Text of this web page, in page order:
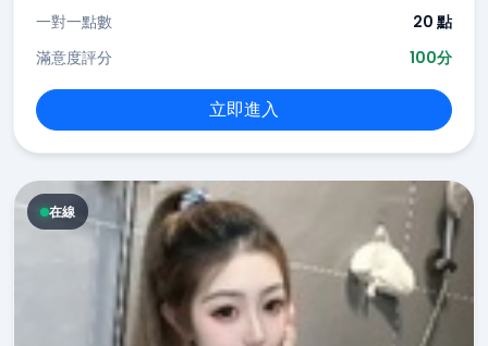
一對一點數
20 點
滿意度評分
100分
立即進入
在線